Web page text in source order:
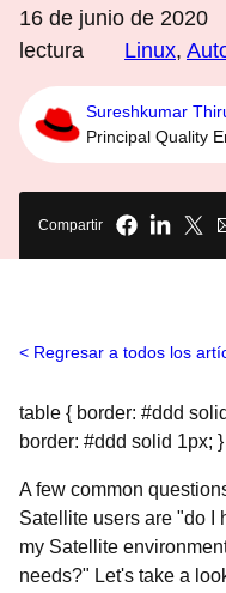
16 de junio de 2020
lectura
Linux,
Sureshkumar
Principal Quality
Compartir
Regresar a todos los
table { border: #ddd
border: #ddd solid 1px;
A few common
Satellite users are "do I
my Satellite
needs?" Let's take a